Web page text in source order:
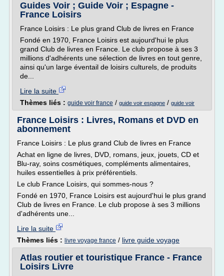
Guides Voir ; Guide Voir ; Espagne -
France Loisirs
France Loisirs : Le plus grand Club de livres en France
Fondé en 1970, France Loisirs est aujourd'hui le plus
grand Club de livres en France. Le club propose à ses 3
millions d'adhérents une sélection de livres en tout genre,
ainsi qu'un large éventail de loisirs culturels, de produits
de...
Lire la suite
Thèmes liés : guide voir france / guide voir espagne / guide voir
France Loisirs : Livres, Romans et DVD en
abonnement
France Loisirs : Le plus grand Club de livres en France
Achat en ligne de livres, DVD, romans, jeux, jouets, CD et
Blu-ray, soins cosmétiques, compléments alimentaires,
huiles essentielles à prix préférentiels.
Le club France Loisirs, qui sommes-nous ?
Fondé en 1970, France Loisirs est aujourd'hui le plus grand
Club de livres en France. Le club propose à ses 3 millions
d'adhérents une...
Lire la suite
Thèmes liés : livre voyage france / livre guide voyage
Atlas routier et touristique France - France
Loisirs Livre